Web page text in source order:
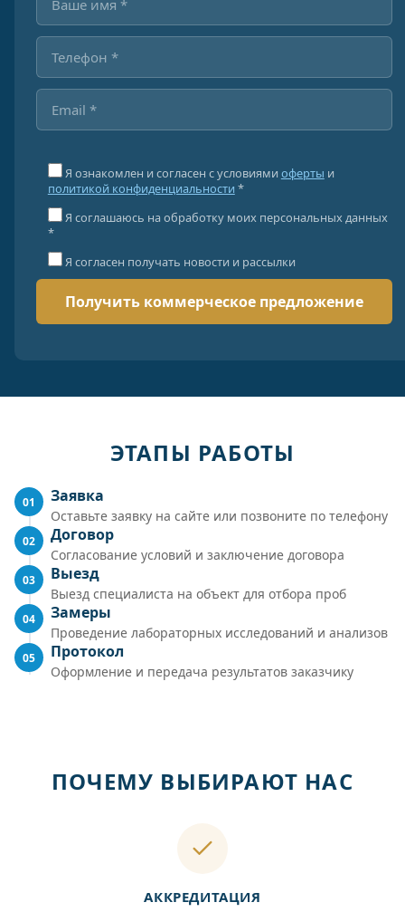
Я ознакомлен и согласен с условиями оферты и
политикой конфиденциальности *
Я соглашаюсь на обработку моих персональных данных
*
Я согласен получать новости и рассылки
ЭТАПЫ РАБОТЫ
01 Заявка
Оставьте заявку на сайте или позвоните по телефону
02 Договор
Согласование условий и заключение договора
03 Выезд
Выезд специалиста на объект для отбора проб
04 Замеры
Проведение лабораторных исследований и анализов
05 Протокол
Оформление и передача результатов заказчику
ПОЧЕМУ ВЫБИРАЮТ НАС
АККРЕДИТАЦИЯ